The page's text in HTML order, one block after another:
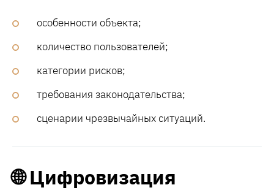
особенности объекта;
количество пользователей;
категории рисков;
требования законодательства;
сценарии чрезвычайных ситуаций.
🌐 Цифровизация